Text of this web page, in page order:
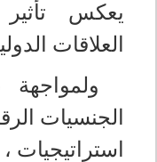
يعكس
العلاقات
الجنسيات
استراتيجيات ،